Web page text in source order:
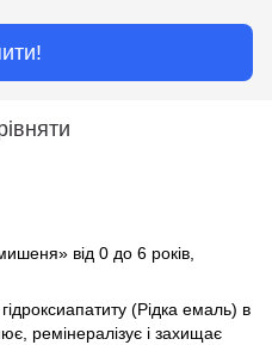
від 0 до 6 років,
(Рідка емаль) в
ремінералізує і захищає